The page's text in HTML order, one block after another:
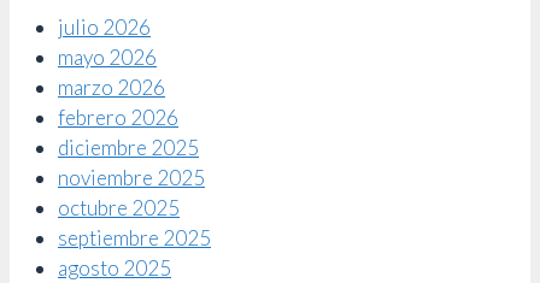
julio 2026
mayo 2026
marzo 2026
febrero 2026
diciembre 2025
noviembre 2025
octubre 2025
septiembre 2025
agosto 2025